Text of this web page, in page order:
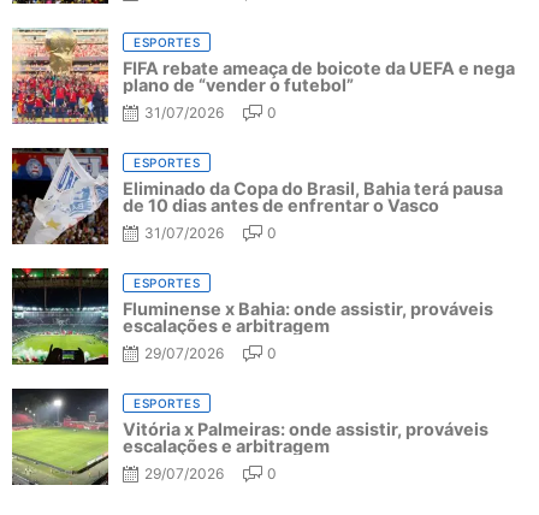
ESPORTES
FIFA rebate ameaça de boicote da UEFA e nega
plano de “vender o futebol”
31/07/2026 0
ESPORTES
Eliminado da Copa do Brasil, Bahia terá pausa
de 10 dias antes de enfrentar o Vasco
31/07/2026 0
ESPORTES
Fluminense x Bahia: onde assistir, prováveis
escalações e arbitragem
29/07/2026 0
ESPORTES
Vitória x Palmeiras: onde assistir, prováveis
escalações e arbitragem
29/07/2026 0